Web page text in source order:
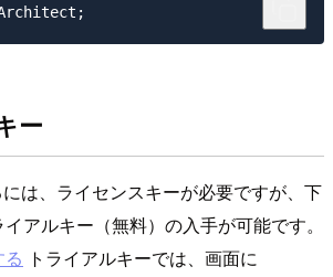
ー
は、ライセンスキーが必要ですが、下
アルキー（無料）の入手が可能です。
トライアルキーでは、画面に